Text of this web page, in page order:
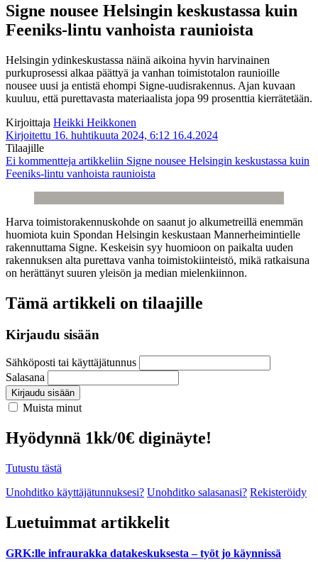
Signe nousee Helsingin keskustassa kuin
Feeniks-lintu vanhoista raunioista
Helsingin ydinkeskustassa näinä aikoina hyvin harvinainen
purkuprosessi alkaa päättyä ja vanhan toimistotalon raunioille
nousee uusi ja entistä ehompi Signe-uudisrakennus. Ajan kuvaan
kuuluu, että purettavasta materiaalista jopa 99 prosenttia kierrätetään.
Kirjoittaja Heikki Heikkonen
Kirjoitettu 16. huhtikuuta 2024, 6:12 16.4.2024
Tilaajille
Ei kommentteja artikkeliin Signe nousee Helsingin keskustassa kuin
Feeniks-lintu vanhoista raunioista
Harva toimistorakennuskohde on saanut jo alkumetreillä enemmän
huomiota kuin Spondan Helsingin keskustaan Mannerheimintielle
rakennuttama Signe. Keskeisin syy huomioon on paikalta uuden
rakennuksen alta purettava vanha toimistokiinteistö, mikä ratkaisuna
on herättänyt suuren yleisön ja median mielenkiinnon.
Tämä artikkeli on tilaajille
Kirjaudu sisään
Sähköposti tai käyttäjätunnus
Salasana
Kirjaudu sisään
Muista minut
Hyödynnä 1kk/0€ diginäyte!
Tutustu tästä
Unohditko käyttäjätunnuksesi? Unohditko salasanasi? Rekisteröidy
Luetuimmat artikkelit
GRK:lle infraurakka datakeskuksesta – työt jo käynnissä